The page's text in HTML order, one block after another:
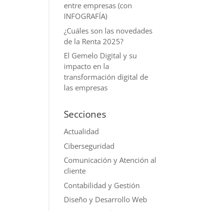
entre empresas (con
INFOGRAFÍA)
¿Cuáles son las novedades
de la Renta 2025?
El Gemelo Digital y su
impacto en la
transformación digital de
las empresas
Secciones
Actualidad
Ciberseguridad
Comunicación y Atención al
cliente
Contabilidad y Gestión
Diseño y Desarrollo Web